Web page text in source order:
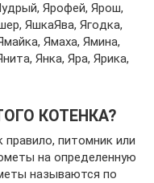
Ярoфeй, Ярoш,
ЯшкaЯвa, Ягoдкa,
Ямaхa, Яминa,
Янкa, Ярa, Ярикa,
КОТЕНКА?
питомник или
на определенную
называются по